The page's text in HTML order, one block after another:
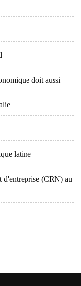
doit aussi
latine
d'entreprise (CRN) au